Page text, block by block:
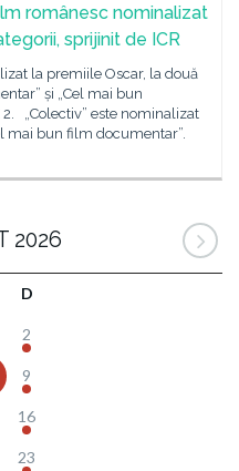
românesc nominalizat
sprijinit de ICR
la premiile Oscar, la două
și „Cel mai bun
„Colectiv” este nominalizat
mai bun film documentar”.
2026
D
2
9
16
23